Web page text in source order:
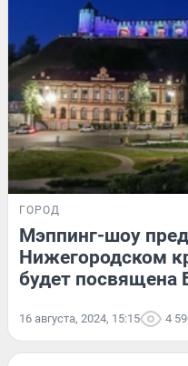
ГОРОД
Мэппинг-шоу
Нижегородском
будет посвящена
16 августа, 2024, 15:15 4